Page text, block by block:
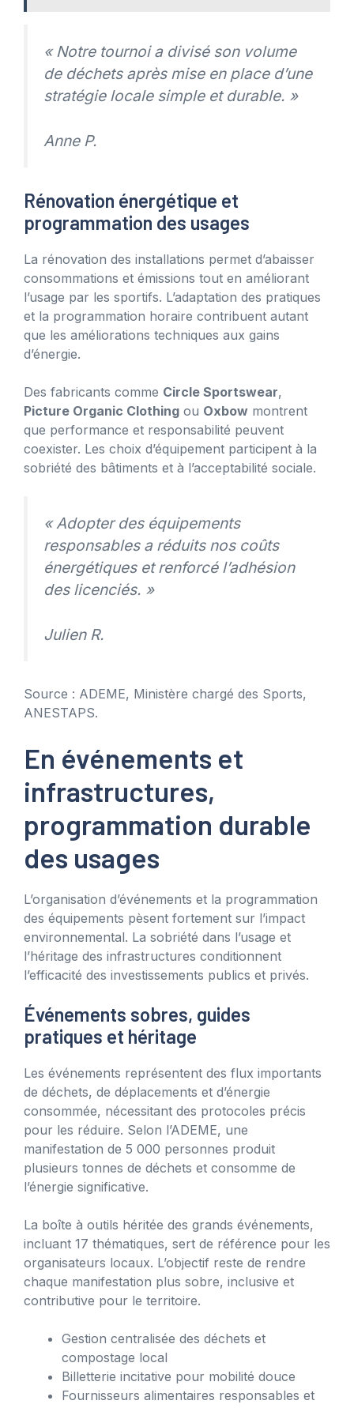
« Notre tournoi a divisé son volume
de déchets après mise en place d’une
stratégie locale simple et durable. »
Anne P.
Rénovation énergétique et
programmation des usages
La rénovation des installations permet d’abaisser
consommations et émissions tout en améliorant
l’usage par les sportifs. L’adaptation des pratiques
et la programmation horaire contribuent autant
que les améliorations techniques aux gains
d’énergie.
Des fabricants comme Circle Sportswear,
Picture Organic Clothing ou Oxbow montrent
que performance et responsabilité peuvent
coexister. Les choix d’équipement participent à la
sobriété des bâtiments et à l’acceptabilité sociale.
« Adopter des équipements
responsables a réduits nos coûts
énergétiques et renforcé l’adhésion
des licenciés. »
Julien R.
Source : ADEME, Ministère chargé des Sports,
ANESTAPS.
En événements et
infrastructures,
programmation durable
des usages
L’organisation d’événements et la programmation
des équipements pèsent fortement sur l’impact
environnemental. La sobriété dans l’usage et
l’héritage des infrastructures conditionnent
l’efficacité des investissements publics et privés.
Événements sobres, guides
pratiques et héritage
Les événements représentent des flux importants
de déchets, de déplacements et d’énergie
consommée, nécessitant des protocoles précis
pour les réduire. Selon l’ADEME, une
manifestation de 5 000 personnes produit
plusieurs tonnes de déchets et consomme de
l’énergie significative.
La boîte à outils héritée des grands événements,
incluant 17 thématiques, sert de référence pour les
organisateurs locaux. L’objectif reste de rendre
chaque manifestation plus sobre, inclusive et
contributive pour le territoire.
Gestion centralisée des déchets et
compostage local
Billetterie incitative pour mobilité douce
Fournisseurs alimentaires responsables et